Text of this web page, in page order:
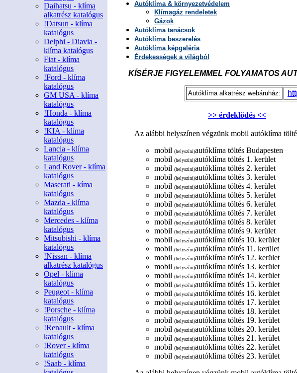
Daihatsu - klíma
alkatrész katalógus
!Datsun - klíma
katalógus
Delphi - Diavia -
klíma katalógus
Fiat - klíma
katalógus
!Ford - klíma
katalógus
GM USA - klíma
katalógus
!Honda - klíma
katalógus
!KIA - klíma
katalógus
Lancia - klíma
katalógus
Land Rover - klíma
katalógus
Maserati - kíma
katalógus
Mazda - klíma
katalógus
Mercedes - klíma
katalógus
Mitsubishi - klíma
katalógus
!Nissan - klíma
alkatrész katalógus
Opel - klíma
katalógus
Peugeot - klíma
katalógus
!Porsche - klíma
katalógus
!Renault - klíma
katalógus
!Rover - klíma
katalógus
!Saab - klíma
Autóklíma & környezetvédelem
Klímagáz rendeletek
Gázok
Autóklíma tanácsok
Autóklíma beszerelés
Autóklíma képgaléria
Érdekességek a világból
KÍSÉRJE FIGYELEMMEL FOLYAMATOS
Autóklíma alkatrész webáruház:
>> érdeklődés <<
Az alábbi helyszínen végzünk mobil autóklíma
mobil (helyszíni)autóklíma töltés Budapesten
mobil (helyszíni)autóklíma töltés 1. kerület
mobil (helyszíni)autóklíma töltés 2. kerület
mobil (helyszíni)autóklíma töltés 3. kerület
mobil (helyszíni)autóklíma töltés 4. kerület
mobil (helyszíni)autóklíma töltés 5. kerület
mobil (helyszíni)autóklíma töltés 6. kerület
mobil (helyszíni)autóklíma töltés 7. kerület
mobil (helyszíni)autóklíma töltés 8. kerület
mobil (helyszíni)autóklíma töltés 9. kerület
mobil (helyszíni)autóklíma töltés 10. kerület
mobil (helyszíni)autóklíma töltés 11. kerület
mobil (helyszíni)autóklíma töltés 12. kerület
mobil (helyszíni)autóklíma töltés 13. kerület
mobil (helyszíni)autóklíma töltés 14. kerület
mobil (helyszíni)autóklíma töltés 15. kerület
mobil (helyszíni)autóklíma töltés 16. kerület
mobil (helyszíni)autóklíma töltés 17. kerület
mobil (helyszíni)autóklíma töltés 18. kerület
mobil (helyszíni)autóklíma töltés 19. kerület
mobil (helyszíni)autóklíma töltés 20. kerület
mobil (helyszíni)autóklíma töltés 21. kerület
mobil (helyszíni)autóklíma töltés 22. kerület
mobil (helyszíni)autóklíma töltés 23. kerület